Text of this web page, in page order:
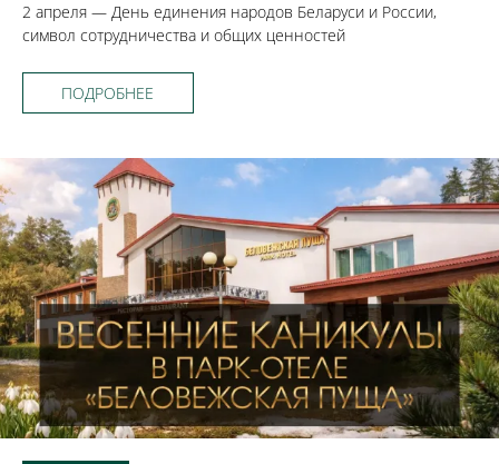
2 апреля — День единения народов Беларуси и России,
символ сотрудничества и общих ценностей
ПОДРОБНЕЕ